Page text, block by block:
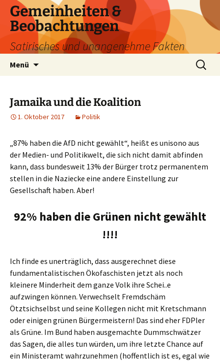
Zum
Inhalt
springen
Gemeinheiten &
Beobachtungen
Satirisches und unangenehme Fakten
Menü
Suchen
nach:
Jamaika und die Koalition
1. Oktober 2017 Politik
„87% haben die AfD nicht gewählt“, heißt es unisono aus
der Medien- und Politikwelt, die sich nicht damit abfinden
kann, dass bundesweit 13% der Bürger trotz permanentem
stellen in die Naziecke eine andere Einstellung zur
Gesellschaft haben. Aber!
92% haben die Grünen nicht gewählt
!!!!
Ich finde es unerträglich, dass ausgerechnet diese
fundamentalistischen Ökofaschisten jetzt als noch
kleinere Minderheit dem ganze Volk ihre Schei..e
aufzwingen können. Verwechselt Fremdschäm
Ötztsichselbst und seine Kollegen nicht mit Kretschmann
oder einigen grünen Bürgermeistern! Das sind eher FDPler
als Grüne. Im Bund haben ausgemachte Dummschwätzer
das Sagen, die alles tun würden, um ihre letzte Chance auf
ein Ministeramt wahrzunehmen (hoffentlich ist es, egal wie